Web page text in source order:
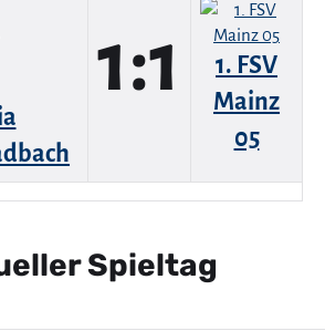
1:1
1. FSV
Mainz
05
Spieltag